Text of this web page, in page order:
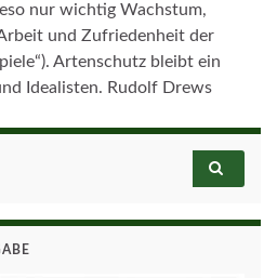
nur wichtig Wachstum,
und Zufriedenheit der
Artenschutz bleibt ein
Idealisten. Rudolf Drews